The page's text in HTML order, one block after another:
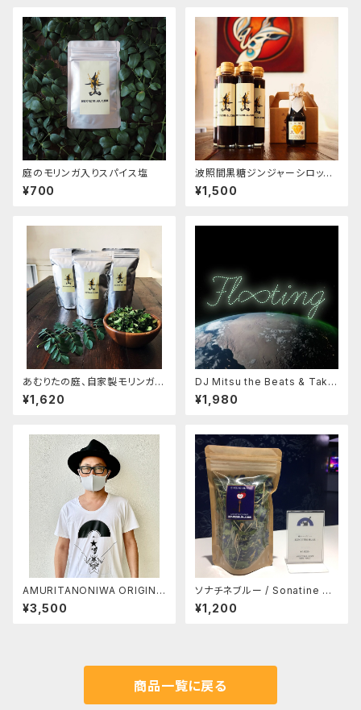
庭のモリンガ入りスパイス塩
¥700
波照間黒糖ジンジャーシロップ（
注文本数が合計4本以上（他商
品含む）の場合は、CONTACT
¥1,500
あむりたの庭、自家製モリンガの
お茶（石垣島産）
¥1,620
DJ Mitsu the Beats & Taku
mi Kaneko / fl∞ting -フロー
ティング-
¥1,980
AMURITANONIWA ORIGINA
L TSHIRT 002
¥3,500
ソナチネブルー / Sonatine bl
ue （庭オリジナルブレンドハー
ブティー）
¥1,200
商品一覧に戻る